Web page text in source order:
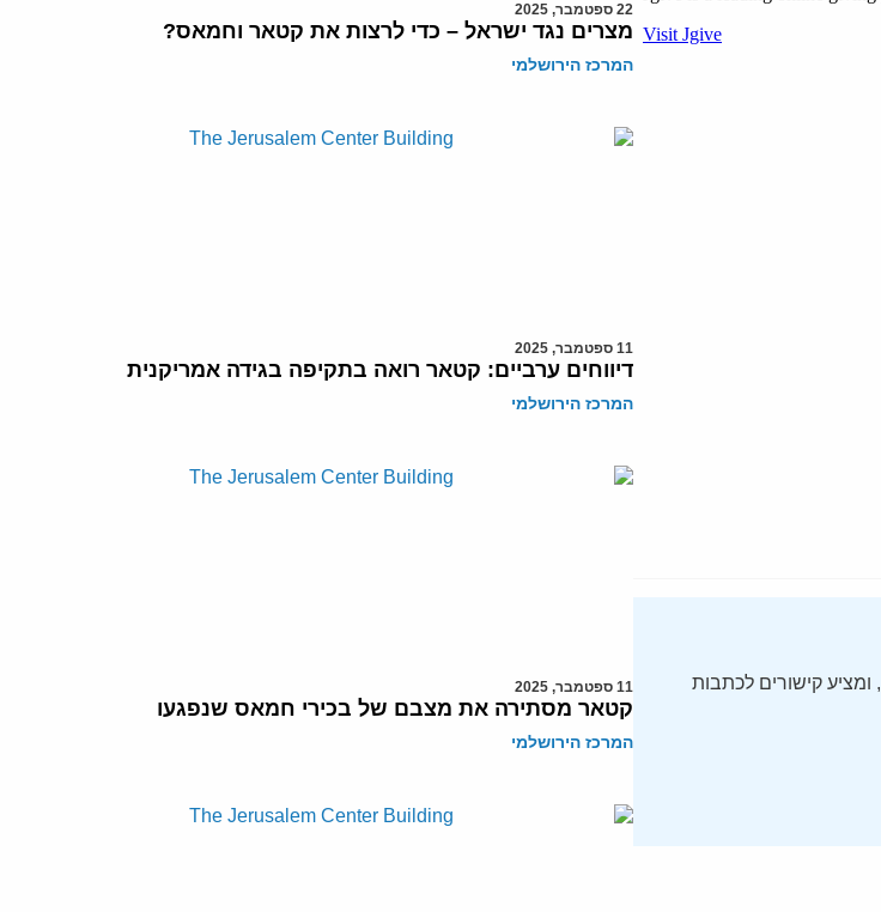
ה-Daily Alert הידוע – תקציר חדשות ישראל, מופק על ידי המרכז הירושלמי מאז 2002, ומציע קישורים לכתבות
22 ספטמבר, 2025
מצרים נגד ישראל – כדי לרצות את קטאר וחמאס?
המרכז הירושלמי
11 ספטמבר, 2025
דיווחים ערביים: קטאר רואה בתקיפה בגידה אמריקנית
המרכז הירושלמי
11 ספטמבר, 2025
קטאר מסתירה את מצבם של בכירי חמאס שנפגעו
המרכז הירושלמי